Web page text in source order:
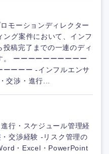
モーションディレクター
ング案件において、インフ
稿完了までの一連のディ
。 ーーーーーーーーーー
ーーーー -インフルエンサ
交渉・進行...
行・スケジュール管理経
交渉経験 -リスク管理の
・Excel・PowerPoint